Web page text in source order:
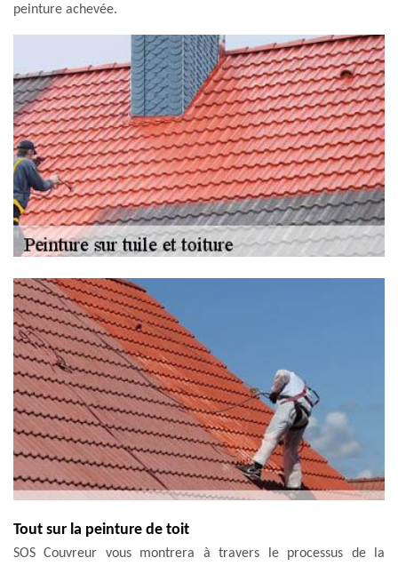
peinture achevée.
Tout sur la peinture de toit
SOS Couvreur vous montrera à travers le processus de la